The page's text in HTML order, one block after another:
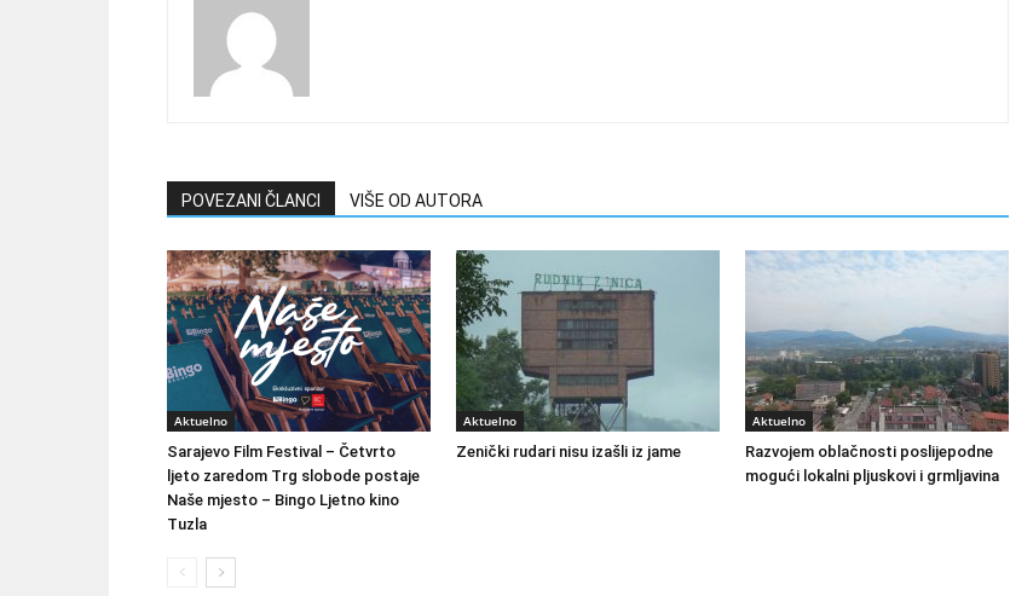
POVEZANI ČLANCI VIŠE OD AUTORA
Aktuelno
Sarajevo Film Festival – Četvrto
ljeto zaredom Trg slobode postaje
Naše mjesto – Bingo Ljetno kino
Tuzla
Aktuelno
Zenički rudari nisu izašli iz jame
Aktuelno
Razvojem oblačnosti poslijepodne
mogući lokalni pljuskovi i grmljavina